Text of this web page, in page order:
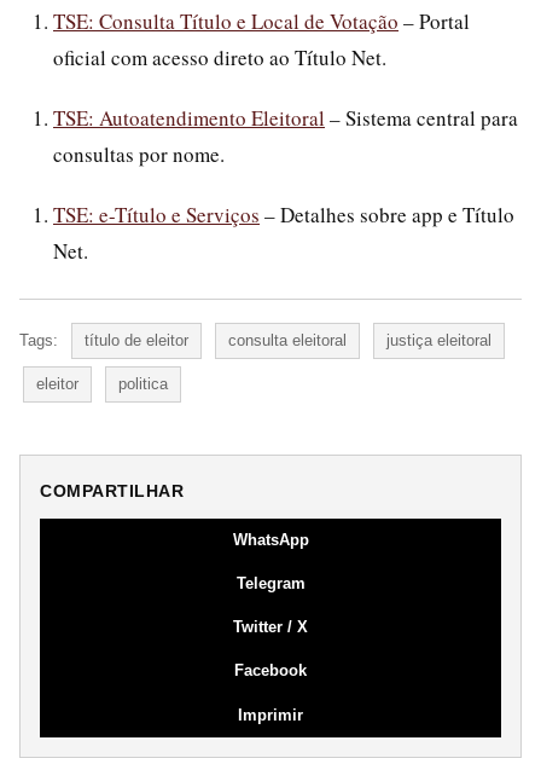
TSE: Consulta Título e Local de Votação – Portal
oficial com acesso direto ao Título Net.
TSE: Autoatendimento Eleitoral – Sistema central para
consultas por nome.
TSE: e-Título e Serviços – Detalhes sobre app e Título
Net.
Tags: título de eleitor consulta eleitoral justiça eleitoral
eleitor politica
COMPARTILHAR
WhatsApp
Telegram
Twitter / X
Facebook
Imprimir